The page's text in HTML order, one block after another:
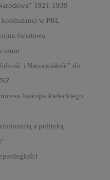
1921-1939
w PRL
światowa
i Niezawisłość” do
biskupa kieleckiego
a polityką